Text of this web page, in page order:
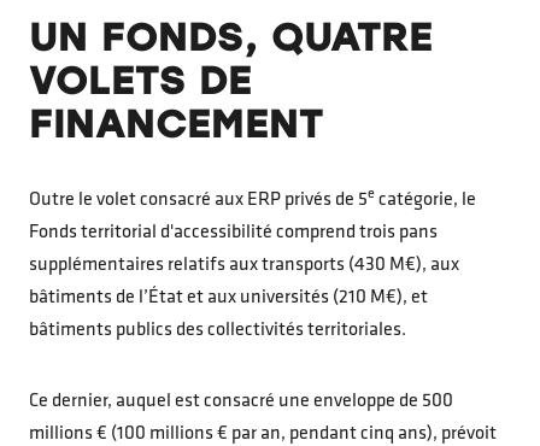
UN FONDS, QUATRE
VOLETS DE
FINANCEMENT
Outre le volet consacré aux ERP privés de 5e catégorie, le
Fonds territorial d'accessibilité comprend trois pans
supplémentaires relatifs aux transports (430 M€), aux
bâtiments de l’État et aux universités (210 M€), et
bâtiments publics des collectivités territoriales.
Ce dernier, auquel est consacré une enveloppe de 500
millions € (100 millions € par an, pendant cinq ans), prévoit